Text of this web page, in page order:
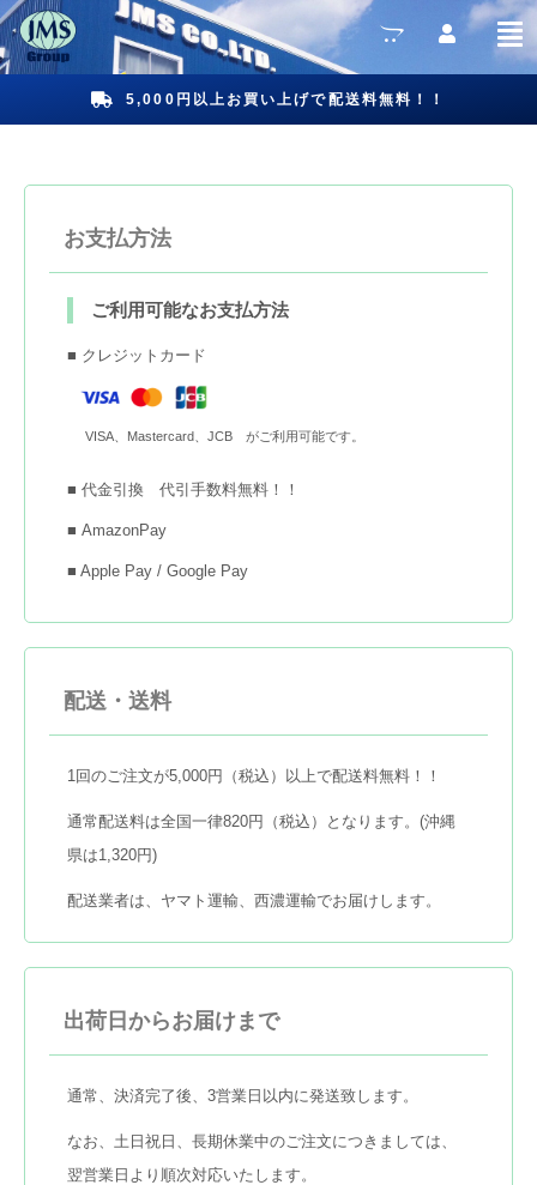
5,000円以上お買い上げで配送料無料！！
お支払方法
ご利用可能なお支払方法
■ クレジットカード
VISA、Mastercard、JCB がご利用可能です。
■ 代金引換 代引手数料無料！！
■ AmazonPay
■ Apple Pay / Google Pay
配送・送料
1回のご注文が5,000円（税込）以上で配送料無料！！
通常配送料は全国一律820円（税込）となります。(沖縄
県は1,320円)
配送業者は、ヤマト運輸、西濃運輸でお届けします。
出荷日からお届けまで
通常、決済完了後、3営業日以内に発送致します。
なお、土日祝日、長期休業中のご注文につきましては、
翌営業日より順次対応いたします。